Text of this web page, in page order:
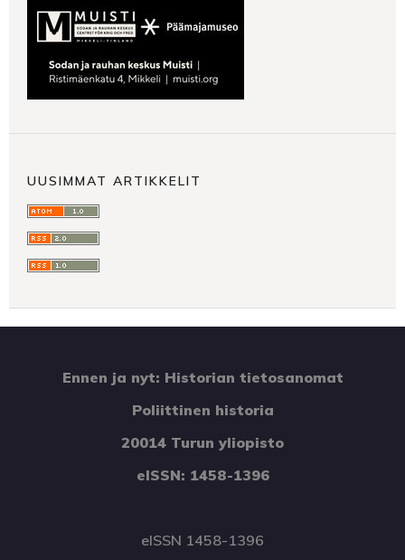
UUSIMMAT ARTIKKELIT
Ennen ja nyt: Historian tietosanomat
Poliittinen historia
20014 Turun yliopisto
eISSN: 1458-1396
eISSN 1458-1396